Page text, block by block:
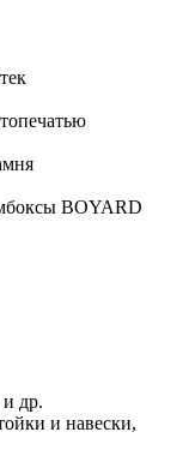
BOYARD
др.
и навески,